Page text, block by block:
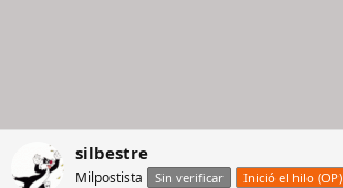
silbestre
Milpostista Sin verificar Inició el hilo (OP)